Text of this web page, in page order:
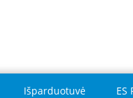
Išparduotuvė ES